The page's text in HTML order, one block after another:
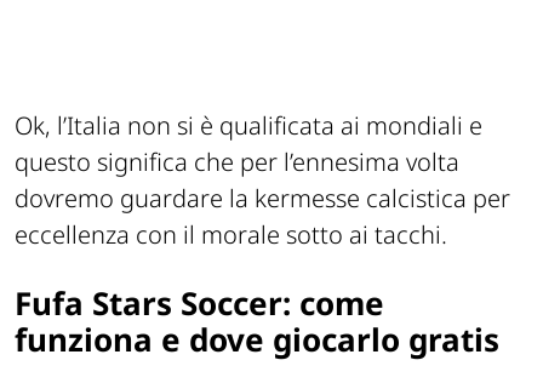
Ok, l’Italia non si è qualificata ai mondiali e
questo significa che per l’ennesima volta
dovremo guardare la kermesse calcistica per
eccellenza con il morale sotto ai tacchi.
Fufa Stars Soccer: come
funziona e dove giocarlo gratis